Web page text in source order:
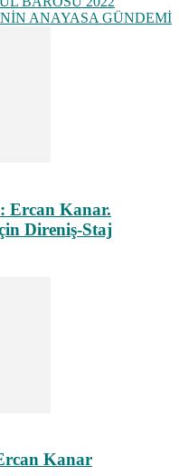
ANAYASA GÜNDEMİ
Ercan Kanar.
Direniş-Staj
Kanar